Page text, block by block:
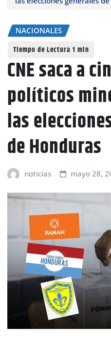
NACIONALES
CNE saca a
políticos
las
de Honduras
noticias mayo 28,